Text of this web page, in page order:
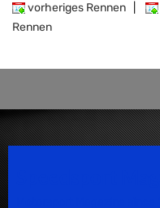
vorheriges Rennen
Rennen